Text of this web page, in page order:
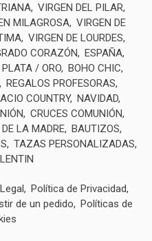
VIRGEN DEL PILAR
MILAGROSA VIRGEN DE
VIRGEN DE LOURDES
CORAZÓN
ESPAÑA
/ ORO BOHO CHIC
REGALOS PROFESORAS
COUNTRY NAVIDAD
CRUCES COMUNIÓN
LA MADRE BAUTIZOS
TAZAS PERSONALIZADAS
Política de Privacidad
de un pedido
Políticas de